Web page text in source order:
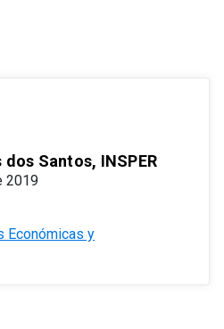
Santos, INSPER
2019
Económicas y